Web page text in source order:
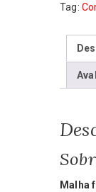
Tag:
Malha